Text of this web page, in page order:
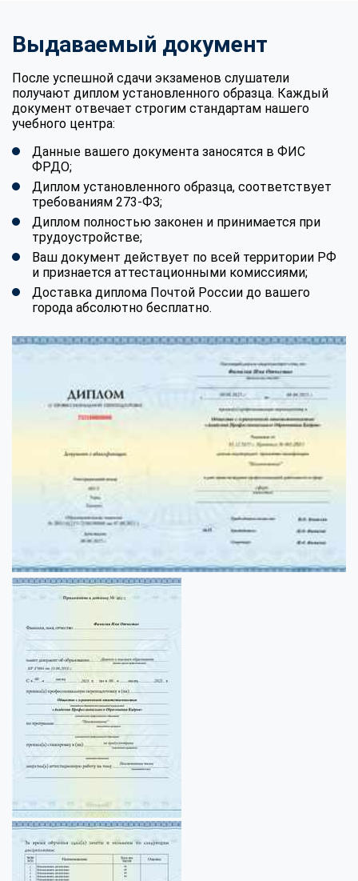
Выдаваемый документ
После успешной сдачи экзаменов слушатели
получают диплом установленного образца. Каждый
документ отвечает строгим стандартам нашего
учебного центра:
Данные вашего документа заносятся в ФИС
ФРДО;
Диплом установленного образца, соответствует
требованиям 273-ФЗ;
Диплом полностью законен и принимается при
трудоустройстве;
Ваш документ действует по всей территории РФ
и признается аттестационными комиссиями;
Доставка диплома Почтой России до вашего
города абсолютно бесплатно.